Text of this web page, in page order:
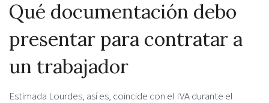
Qué documentación debo
presentar para contratar a
un trabajador
Estimada Lourdes, así es, coincide con el IVA durante el